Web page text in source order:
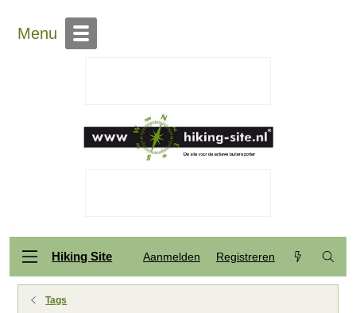
Menu
Hiking Site Aanmelden Registreren
Tags